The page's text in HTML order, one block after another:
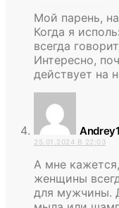
Мой парень,
Когда я
всегда
Интересно,
действует на
25.01.2024 В 22:03
А мне
женщины
для мужчины.